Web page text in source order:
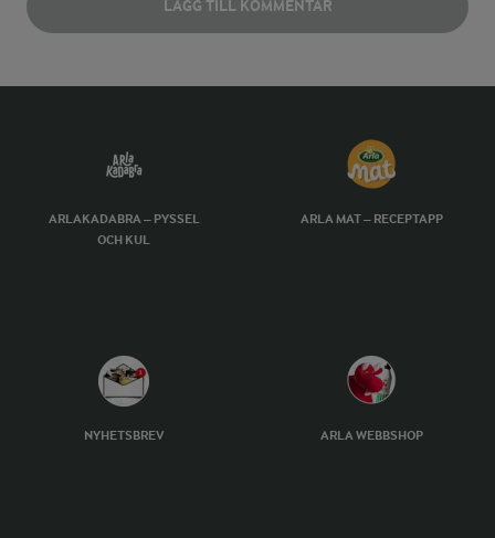
LÄGG TILL KOMMENTAR
ARLAKADABRA – PYSSEL
OCH KUL
ARLA MAT – RECEPTAPP
NYHETSBREV ARLA WEBBSHOP